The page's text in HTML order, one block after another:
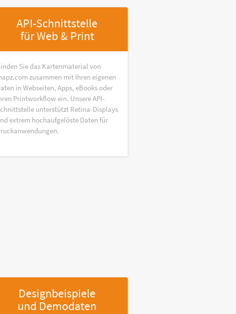
API-Schnittstelle
für Web & Print
Sie das Kartenmaterial von
zusammen mit Ihren eigenen
in Webseiten, Apps, eBooks oder
Printworkflow ein. Unsere API-
unterstützt Retina-Displays
extrem hochaufgelöste Daten für
Designbeispiele
und Demodaten